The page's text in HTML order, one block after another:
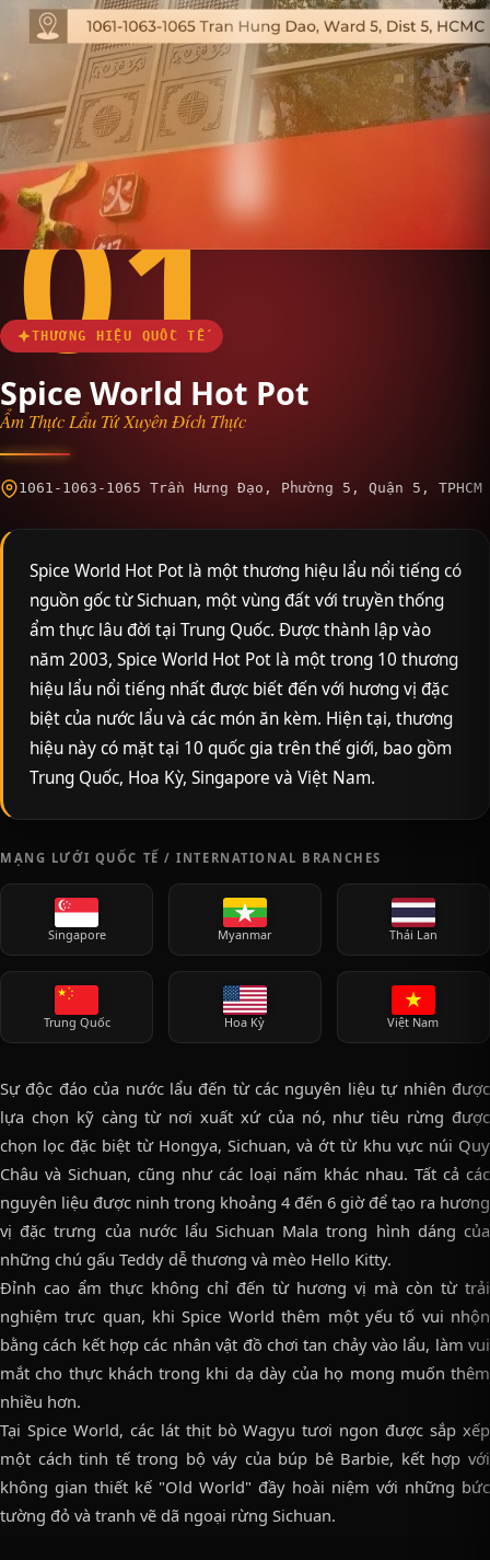
01
THƯƠNG HIỆU QUỐC TẾ
Spice World Hot Pot
Ẩm Thực Lẩu Tứ Xuyên Đích Thực
1061-1063-1065 Trần Hưng Đạo, Phường 5, Quận 5, TPHCM
Spice World Hot Pot là một thương hiệu lẩu nổi tiếng có
nguồn gốc từ Sichuan, một vùng đất với truyền thống
ẩm thực lâu đời tại Trung Quốc. Được thành lập vào
năm 2003, Spice World Hot Pot là một trong 10 thương
hiệu lẩu nổi tiếng nhất được biết đến với hương vị đặc
biệt của nước lẩu và các món ăn kèm. Hiện tại, thương
hiệu này có mặt tại 10 quốc gia trên thế giới, bao gồm
Trung Quốc, Hoa Kỳ, Singapore và Việt Nam.
MẠNG LƯỚI QUỐC TẾ / INTERNATIONAL BRANCHES
Singapore Myanmar Thái Lan
Trung Quốc Hoa Kỳ Việt Nam
Sự độc đáo của nước lẩu đến từ các nguyên liệu tự nhiên được
lựa chọn kỹ càng từ nơi xuất xứ của nó, như tiêu rừng được
chọn lọc đặc biệt từ Hongya, Sichuan, và ớt từ khu vực núi Quy
Châu và Sichuan, cũng như các loại nấm khác nhau. Tất cả các
nguyên liệu được ninh trong khoảng 4 đến 6 giờ để tạo ra hương
vị đặc trưng của nước lẩu Sichuan Mala trong hình dáng của
những chú gấu Teddy dễ thương và mèo Hello Kitty.
Đỉnh cao ẩm thực không chỉ đến từ hương vị mà còn từ trải
nghiệm trực quan, khi Spice World thêm một yếu tố vui nhộn
bằng cách kết hợp các nhân vật đồ chơi tan chảy vào lẩu, làm vui
mắt cho thực khách trong khi dạ dày của họ mong muốn thêm
nhiều hơn.
Tại Spice World, các lát thịt bò Wagyu tươi ngon được sắp xếp
một cách tinh tế trong bộ váy của búp bê Barbie, kết hợp với
không gian thiết kế "Old World" đầy hoài niệm với những bức
tường đỏ và tranh vẽ dã ngoại rừng Sichuan.